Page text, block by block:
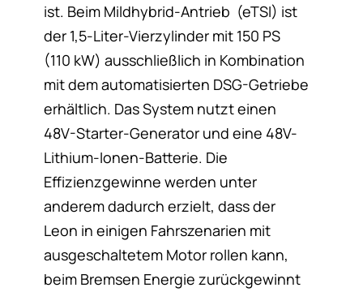
ist. Beim Mildhybrid-Antrieb (eTSI) ist
der 1,5-Liter-Vierzylinder mit 150 PS
(110 kW) ausschließlich in Kombination
mit dem automatisierten DSG-Getriebe
erhältlich. Das System nutzt einen
48V-Starter-Generator und eine 48V-
Lithium-Ionen-Batterie. Die
Effizienzgewinne werden unter
anderem dadurch erzielt, dass der
Leon in einigen Fahrszenarien mit
ausgeschaltetem Motor rollen kann,
beim Bremsen Energie zurückgewinnt